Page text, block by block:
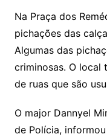
Na Praça dos
pichações das
Algumas das
criminosas. O local
de ruas que são
O major Dannyel
de Polícia,